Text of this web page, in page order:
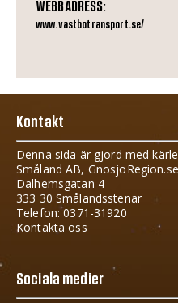
WEBBADRESS:
www.vastbotransport.se/
Kontakt
Denna sida är gjord med
Småland AB, GnosjoRegion.se
Dalhemsgatan 4
333 30 Smålandsstenar
Telefon: 0371-31920
Kontakta oss
Sociala medier